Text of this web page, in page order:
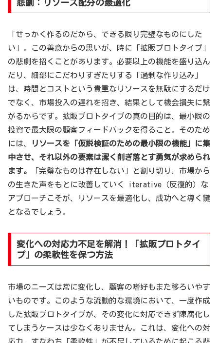
悲劇：リソース配分の最適化
「せっかく作るのだから、できる限り完璧なものにした
い」。この善意からの思いが、時に「拡販プロトタイプ」
の悲劇を招くことがあります。必要以上の機能を盛り込ん
だり、細部にこだわりすぎたりする「過剰な作り込み」
は、時間とコストという貴重なリソースを無駄にするだけ
でなく、市場投入の遅れを招き、結果として機会損失に繋
がるからです。拡販プロトタイプの真の目的は、最小限の
投資で最大限の顧客フィードバックを得ること。そのため
には、
リソースを「仮説検証のための最小限の機能」に集
中させ、それ以外の要素は潔く削ぎ落とす勇気が求められ
ます。
「完璧なものは存在しない」と割り切り、市場から
の生きた声をもとに改善していく iterative（反復的）な
アプローチこそが、リソースを最適化し、成功へと導く鍵
となるでしょう。
変化への対応力不足を解消！「拡販プロトタイ
プ」の柔軟性を保つ方法
市場のニーズは常に変化し、顧客の嗜好もまた移ろいやす
いものです。このような流動的な環境において、一度作成
した拡販プロトタイプが、その変化に対応できず陳腐化し
てしまうケースは少なくありません。これは、変化への対